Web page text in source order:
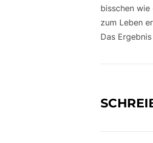
bisschen
zum Leben
Das